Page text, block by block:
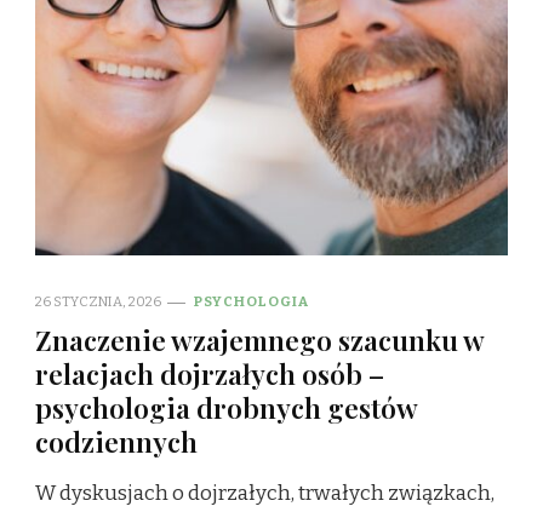
26 STYCZNIA, 2026 PSYCHOLOGIA
Znaczenie wzajemnego szacunku w
relacjach dojrzałych osób –
psychologia drobnych gestów
codziennych
W dyskusjach o dojrzałych, trwałych związkach,